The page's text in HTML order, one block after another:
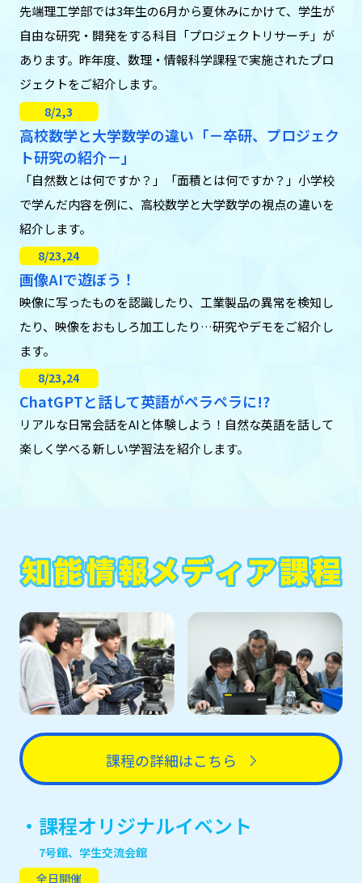
先端理工学部では3年生の6月から夏休みにかけて、学生が
自由な研究・開発をする科目「プロジェクトリサーチ」が
あります。昨年度、数理・情報科学課程で実施されたプロ
ジェクトをご紹介します。
8/2,3
高校数学と大学数学の違い「－卒研、プロジェク
ト研究の紹介－」
「自然数とは何ですか？」「面積とは何ですか？」小学校
で学んだ内容を例に、高校数学と大学数学の視点の違いを
紹介します。
8/23,24
画像AIで遊ぼう！
映像に写ったものを認識したり、工業製品の異常を検知し
たり、映像をおもしろ加工したり…研究やデモをご紹介し
ます。
8/23,24
ChatGPTと話して英語がペラペラに!?
リアルな日常会話をAIと体験しよう！自然な英語を話して
楽しく学べる新しい学習法を紹介します。
課程の詳細はこちら
・課程オリジナルイベント
7号館、学生交流会館
全日開催